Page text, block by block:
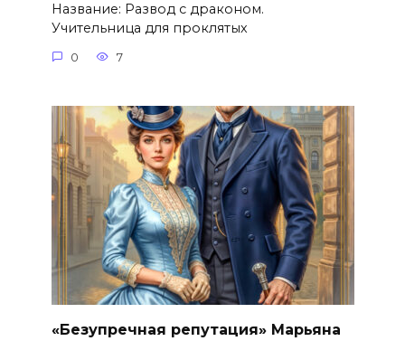
Название: Развод с драконом.
Учительница для проклятых
0 7
«Безупречная репутация» Марьяна